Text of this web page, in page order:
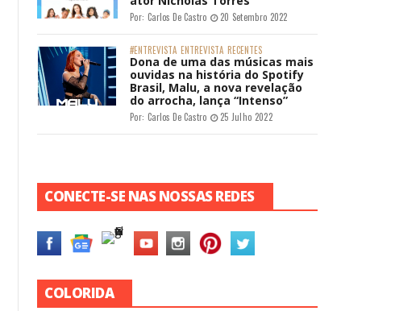
Por: Carlos De Castro 20 Setembro 2022
#ENTREVISTA ENTREVISTA RECENTES
Dona de uma das músicas mais
ouvidas na história do Spotify
Brasil, Malu, a nova revelação
do arrocha, lança “Intenso”
Por: Carlos De Castro 25 Julho 2022
CONECTE-SE NAS NOSSAS REDES
COLORIDA